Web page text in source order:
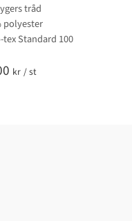
tråd
polyester
tex Standard 100
kr /st